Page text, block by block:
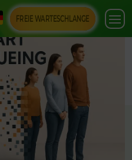
FREIE WARTESCHLANGE